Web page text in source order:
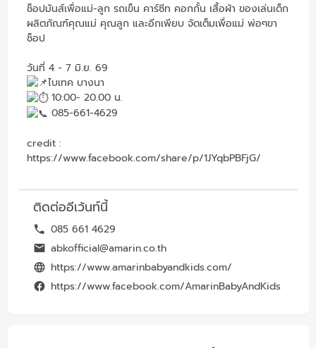
ช็อปมันส์เพื่อแม่-ลูก รถเข็น คาร์ซีท คอกกั้น เสื้อผ้า ของเล่นเด็ก
ผลิตภัณฑ์คุณแม่ คุณลูก และอีกเพียบ จัดเต็มเพื่อแม่ พ่อๆขา
ช็อป
วันที่ 4 - 7 มิ.ย. 69
ไบเทค บางนา
10:00- 20.00 น.
085-661-4629
credit :
https://www.facebook.com/share/p/1JYqbPBFjG/
ติดต่ออีเว้นท์นี้
085 661 4629
abkofficial@amarin.co.th
https://www.amarinbabyandkids.com/
https://www.facebook.com/AmarinBabyAndKids